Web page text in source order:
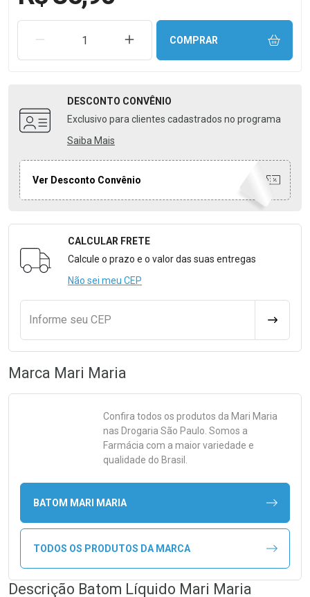
REMOVER UMA UNIDADEAUMENTAR UMA UNIDADE
COMPRAR
DESCONTO CONVÊNIO
Exclusivo para clientes cadastrados no programa
Saiba Mais
Ver Desconto Convênio
Formulário para Calcular o Frete
CALCULAR FRETE
Calcule o prazo e o valor das suas entregas
Não sei meu CEP
Informe seu CEP
Marca Mari Maria
Confira todos os produtos da Mari Maria
nas Drogaria São Paulo. Somos a
Farmácia com a maior variedade e
qualidade do Brasil.
BATOM MARI MARIA
TODOS OS PRODUTOS DA MARCA
Descrição Batom Líquido Mari Maria